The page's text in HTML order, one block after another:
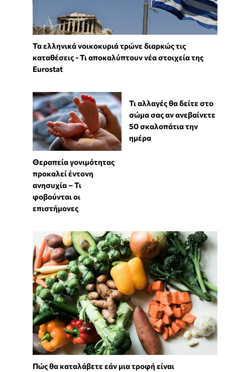
Τα ελληνικά νοικοκυριά τρώνε διαρκώς τις
καταθέσεις - Τι αποκαλύπτουν νέα στοιχεία της
Eurostat
Θεραπεία γονιμότητας
προκαλεί έντονη
ανησυχία – Τι
φοβούνται οι
επιστήμονες
Τι αλλαγές θα δείτε στο
σώμα σας αν ανεβαίνετε
50 σκαλοπάτια την
ημέρα
Πώς θα καταλάβετε εάν μια τροφή είναι